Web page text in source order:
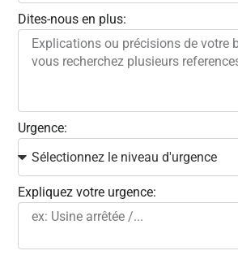
Dites-nous en plus:
Urgence:
Expliquez votre urgence: